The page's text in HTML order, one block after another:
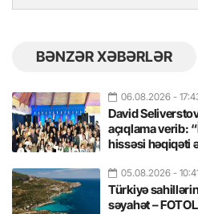
BƏNZƏR XƏBƏRLƏR
06.08.2026 -
David
açıqlama verib:
hissəsi həqiqəti
05.08.2026 -
Türkiyə
səyahət –